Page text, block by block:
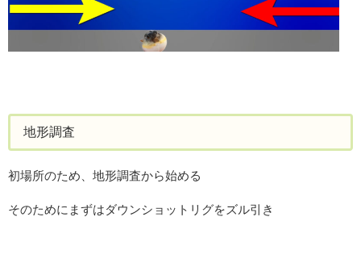
地形調査
初場所のため、地形調査から始める
そのためにまずはダウンショットリグをズル引き